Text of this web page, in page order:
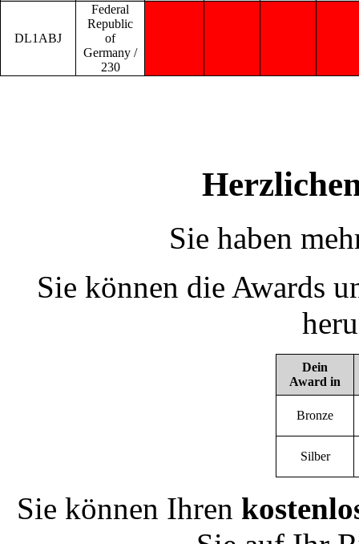
DL1ABJ
Federal
Republic
of
Germany /
230
Sie haben
Sie können die Awards
Dein
Award in
Bronze
Silber
Sie können Ihren